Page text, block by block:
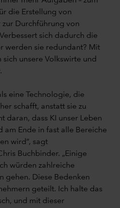
die Erstellung von
Durchführung von
sich dadurch die
werden sie redundant? Mit
unsere Volkswirte und
eine Technologie, die
schafft, anstatt sie zu
daran, dass KI unser Leben
am Ende in fast alle Bereiche
wird“, sagt
Buchbinder. „Einige
würden zahlreiche
gehen. Diese Bedenken
geteilt. Ich halte das
und mit dieser